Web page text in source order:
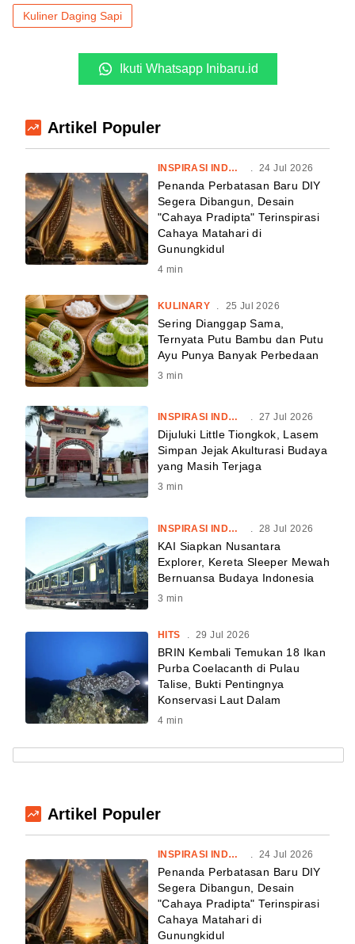
Kuliner Daging Sapi
Ikuti Whatsapp Inibaru.id
Artikel Populer
INSPIRASI INDONESIA . 24 Jul 2026
Penanda Perbatasan Baru DIY
Segera Dibangun, Desain
"Cahaya Pradipta" Terinspirasi
Cahaya Matahari di
Gunungkidul
4 min
KULINARY . 25 Jul 2026
Sering Dianggap Sama,
Ternyata Putu Bambu dan Putu
Ayu Punya Banyak Perbedaan
3 min
INSPIRASI INDONESIA . 27 Jul 2026
Dijuluki Little Tiongkok, Lasem
Simpan Jejak Akulturasi Budaya
yang Masih Terjaga
3 min
INSPIRASI INDONESIA 28 Jul 2026
KAI Siapkan Nusantara
Explorer, Kereta Sleeper Mewah
Bernuansa Budaya Indonesia
3 min
HITS 29 Jul 2026
BRIN Kembali Temukan 18 Ikan
Purba Coelacanth di Pulau
Talise, Bukti Pentingnya
Konservasi Laut Dalam
4 min
Artikel Populer
INSPIRASI INDONESIA 24 Jul 2026
Penanda Perbatasan Baru DIY
Segera Dibangun, Desain
"Cahaya Pradipta" Terinspirasi
Cahaya Matahari di
Gunungkidul